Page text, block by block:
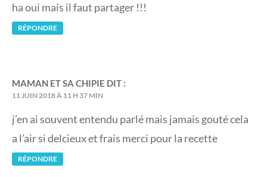
ha oui mais il faut partager !!!
RÉPONDRE
MAMAN ET SA CHIPIE DIT :
11 JUIN 2018 À 11 H 37 MIN
j’en ai souvent entendu parlé mais jamais gouté cela
a l’air si delcieux et frais merci pour la recette
RÉPONDRE